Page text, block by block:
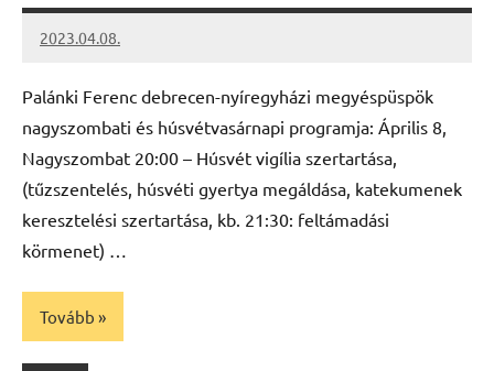
2023.04.08.
kovacs.agi
Palánki Ferenc debrecen-nyíregyházi megyéspüspök
nagyszombati és húsvétvasárnapi programja: Április 8,
Nagyszombat 20:00 – Húsvét vigília szertartása,
(tűzszentelés, húsvéti gyertya megáldása, katekumenek
keresztelési szertartása, kb. 21:30: feltámadási
körmenet) …
Tovább